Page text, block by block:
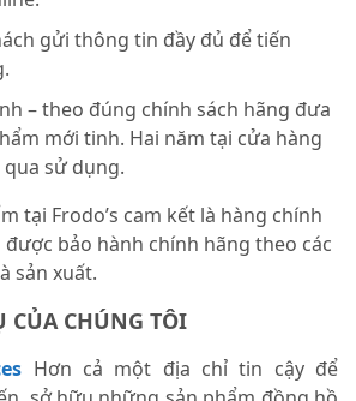
gửi thông tin đầy đủ để tiến
– theo đúng chính sách hãng đưa
mới tinh. Hai năm tại cửa hàng
sử dụng.
tại Frodo’s cam kết là hàng chính
được bảo hành chính hãng theo các
sản xuất.
CỦA CHÚNG TÔI
Hơn cả một địa chỉ tin cậy để